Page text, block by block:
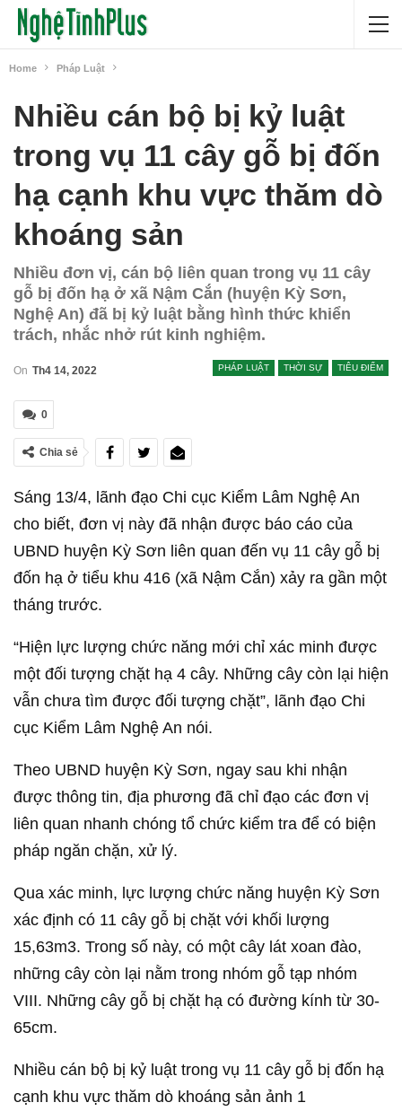
Home Pháp Luật
Nhiều cán bộ bị kỷ luật
trong vụ 11 cây gỗ bị đốn
hạ cạnh khu vực thăm dò
khoáng sản
Nhiều đơn vị, cán bộ liên quan trong vụ 11 cây
gỗ bị đốn hạ ở xã Nậm Cắn (huyện Kỳ Sơn,
Nghệ An) đã bị kỷ luật bằng hình thức khiển
trách, nhắc nhở rút kinh nghiệm.
PHÁP LUẬT THỜI SỰ TIÊU ĐIỂM
On Th4 14, 2022
0
Chia sẻ
Sáng 13/4, lãnh đạo Chi cục Kiểm Lâm Nghệ An
cho biết, đơn vị này đã nhận được báo cáo của
UBND huyện Kỳ Sơn liên quan đến vụ 11 cây gỗ bị
đốn hạ ở tiểu khu 416 (xã Nậm Cắn) xảy ra gần một
tháng trước.
“Hiện lực lượng chức năng mới chỉ xác minh được
một đối tượng chặt hạ 4 cây. Những cây còn lại hiện
vẫn chưa tìm được đối tượng chặt”, lãnh đạo Chi
cục Kiểm Lâm Nghệ An nói.
Theo UBND huyện Kỳ Sơn, ngay sau khi nhận
được thông tin, địa phương đã chỉ đạo các đơn vị
liên quan nhanh chóng tổ chức kiểm tra để có biện
pháp ngăn chặn, xử lý.
Qua xác minh, lực lượng chức năng huyện Kỳ Sơn
xác định có 11 cây gỗ bị chặt với khối lượng
15,63m3. Trong số này, có một cây lát xoan đào,
những cây còn lại nằm trong nhóm gỗ tạp nhóm
VIII. Những cây gỗ bị chặt hạ có đường kính từ 30-
65cm.
Nhiều cán bộ bị kỷ luật trong vụ 11 cây gỗ bị đốn hạ
cạnh khu vực thăm dò khoáng sản ảnh 1